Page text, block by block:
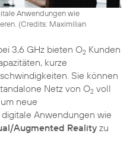
Anwendungen wie
(Credits: Maximilian
3,6 GHz bieten O2 Kunden
kurze
Sie können
Netz von O2 voll
neue
Anwendungen wie
Augmented Realityzu